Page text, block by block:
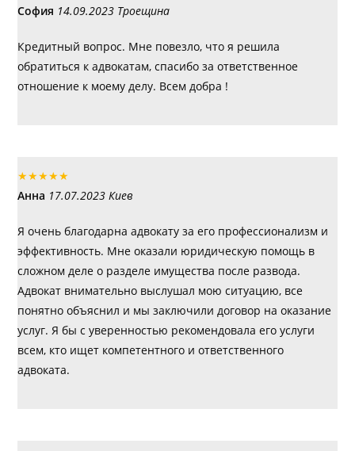
София 14.09.2023 Троещина
Кредитный вопрос. Мне повезло, что я решила
обратиться к адвокатам, спасибо за ответственное
отношение к моему делу. Всем добра !
★★★★★
Анна 17.07.2023 Киев
Я очень благодарна адвокату за его профессионализм и
эффективность. Мне оказали юридическую помощь в
сложном деле о разделе имущества после развода.
Адвокат внимательно выслушал мою ситуацию, все
понятно объяснил и мы заключили договор на оказание
услуг. Я бы с уверенностью рекомендовала его услуги
всем, кто ищет компетентного и ответственного
адвоката.